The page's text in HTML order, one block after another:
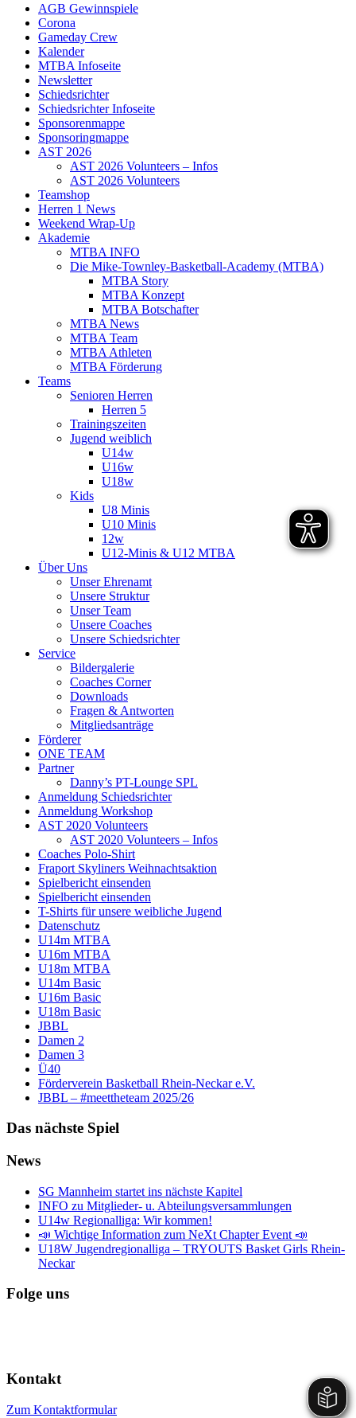
AGB Gewinnspiele
Corona
Gameday Crew
Kalender
MTBA Infoseite
Newsletter
Schiedsrichter
Schiedsrichter Infoseite
Sponsorenmappe
Sponsoringmappe
AST 2026
AST 2026 Volunteers – Infos
AST 2026 Volunteers
Teamshop
Herren 1 News
Weekend Wrap-Up
Akademie
MTBA INFO
Die Mike-Townley-Basketball-Academy (MTBA)
MTBA Story
MTBA Konzept
MTBA Botschafter
MTBA News
MTBA Team
MTBA Athleten
MTBA Förderung
Teams
Senioren Herren
Herren 5
Trainingszeiten
Jugend weiblich
U14w
U16w
U18w
Kids
U8 Minis
U10 Minis
12w
U12-Minis & U12 MTBA
Über Uns
Unser Ehrenamt
Unsere Struktur
Unser Team
Unsere Coaches
Unsere Schiedsrichter
Service
Bildergalerie
Coaches Corner
Downloads
Fragen & Antworten
Mitgliedsanträge
Förderer
ONE TEAM
Partner
Danny’s PT-Lounge SPL
Anmeldung Schiedsrichter
Anmeldung Workshop
AST 2020 Volunteers
AST 2020 Volunteers – Infos
Coaches Polo-Shirt
Fraport Skyliners Weihnachtsaktion
Spielbericht einsenden
Spielbericht einsenden
T-Shirts für unsere weibliche Jugend
Datenschutz
U14m MTBA
U16m MTBA
U18m MTBA
U14m Basic
U16m Basic
U18m Basic
JBBL
Damen 2
Damen 3
Ü40
Förderverein Basketball Rhein-Neckar e.V.
JBBL – #meettheteam 2025/26
Das nächste Spiel
News
SG Mannheim startet ins nächste Kapitel
INFO zu Mitglieder- u. Abteilungsversammlungen
U14w Regionalliga: Wir kommen!
📣 Wichtige Information zum NeXt Chapter Event 📣
U18W Jugendregionalliga – TRYOUTS Basket Girls Rhein-
Neckar
Folge uns
Kontakt
Zum Kontaktformular